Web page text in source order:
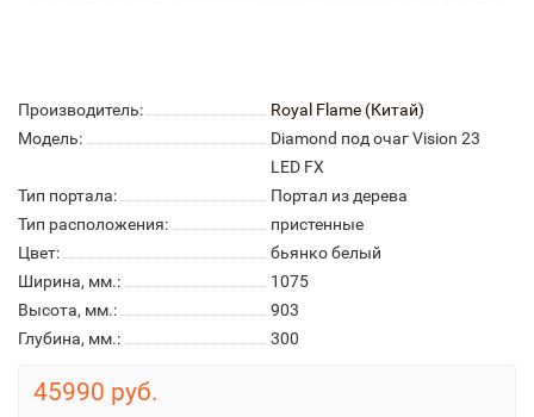
Производитель:
Royal Flame (Китай)
Модель:
Diamond под очаг Vision 23
LED FX
Тип портала:
Портал из дерева
Тип расположения:
пристенные
Цвет:
бьянко белый
Ширина, мм.:
1075
Высота, мм.:
903
Глубина, мм.:
300
45990 руб.